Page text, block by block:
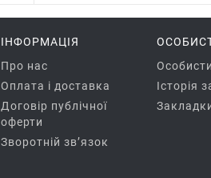
ІНФОРМАЦІЯ
Про нас
Оплата і доставка
Договір публічної
оферти
Зворотній зв’язок
Історія